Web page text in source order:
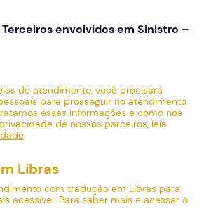
envolvidos em Sinistro –
de atendimento, você precisará
para prosseguir no atendimento.
essas informações e como nos
de nossos parceiros, leia
.
Libras
com tradução em Libras para
acessível. Para saber mais e acessar o